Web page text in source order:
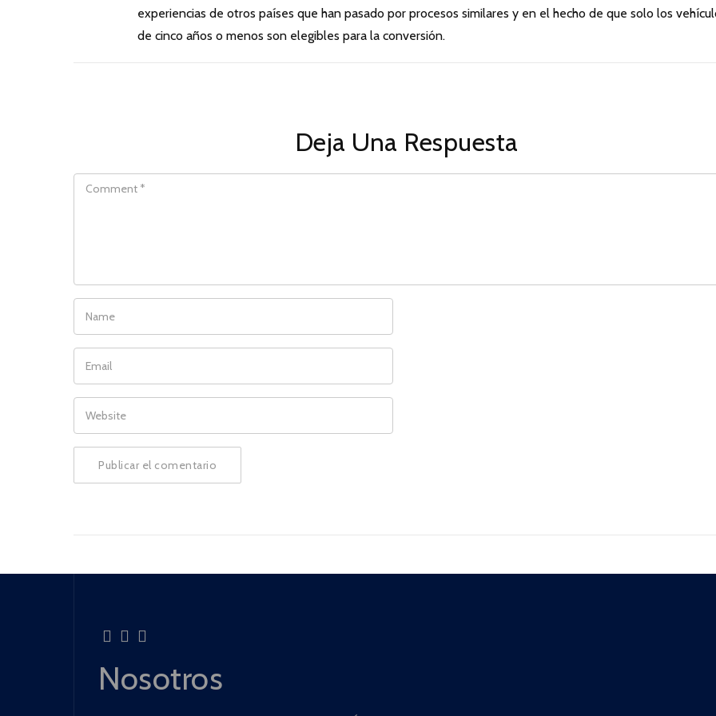
experiencias de otros países que han pasado por procesos similares y en el hecho de que solo los
de cinco años o menos son elegibles para la conversión.
Deja Una Respuesta
COMMENT
NAME
EMAIL
WEBSITE
Nosotros